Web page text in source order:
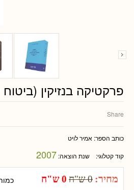
פרקטיקה בנזיקין
Share
כותב הספר: אמיר לויט
קוד קטלוגי: שנת הוצאה: 2007
מחיר: 0 ש"ח 0 ש"ח